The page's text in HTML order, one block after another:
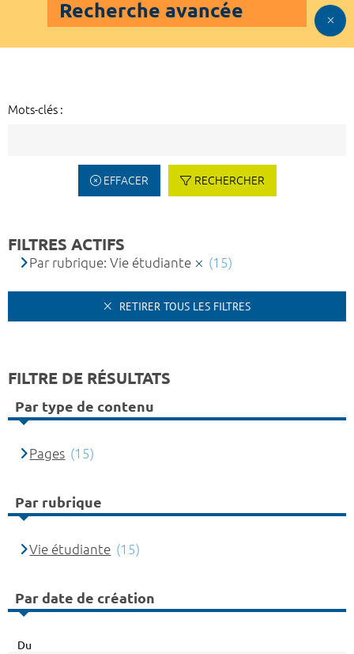
Recherche avancée
Mots-clés :
EFFACER RECHERCHER
FILTRES ACTIFS
Par rubrique: Vie étudiante (15)
RETIRER TOUS LES FILTRES
FILTRE DE RÉSULTATS
Par type de contenu
Pages (15)
Par rubrique
Vie étudiante (15)
Par date de création
Du